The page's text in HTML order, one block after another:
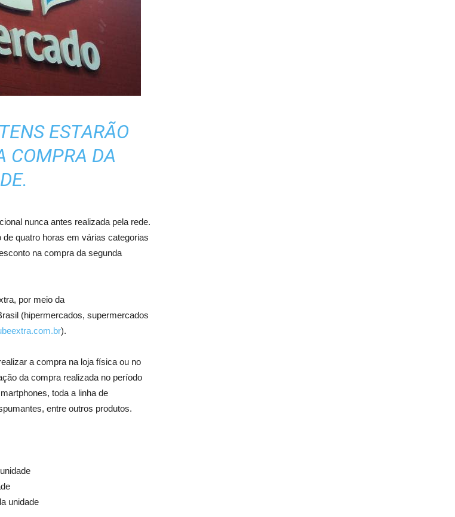
ESTARÃO
COMPRA DA
nunca antes realizada pela rede.
quatro horas em várias categorias
na compra da segunda
por meio da
(hipermercados, supermercados
).
a compra na loja física ou no
da compra realizada no período
toda a linha de
entre outros produtos.
unidade